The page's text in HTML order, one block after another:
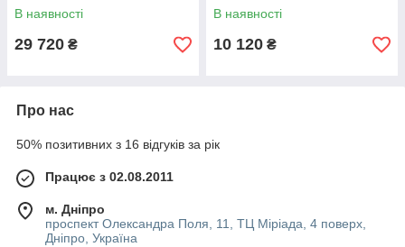
В наявності
29 720 ₴
В наявності
10 120 ₴
Про нас
50% позитивних з 16 відгуків за рік
Працює з 02.08.2011
м. Дніпро
проспект Олександра Поля, 11, ТЦ Міріада, 4 поверх,
Дніпро, Україна